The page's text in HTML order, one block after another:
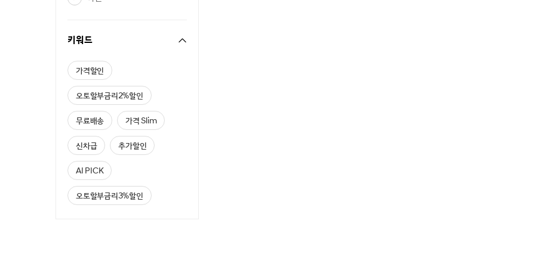
키워드
가격할인
오토할부금리2%할인
무료배송 가격 Slim
신차급 추가할인
AI PICK
오토할부금리3%할인